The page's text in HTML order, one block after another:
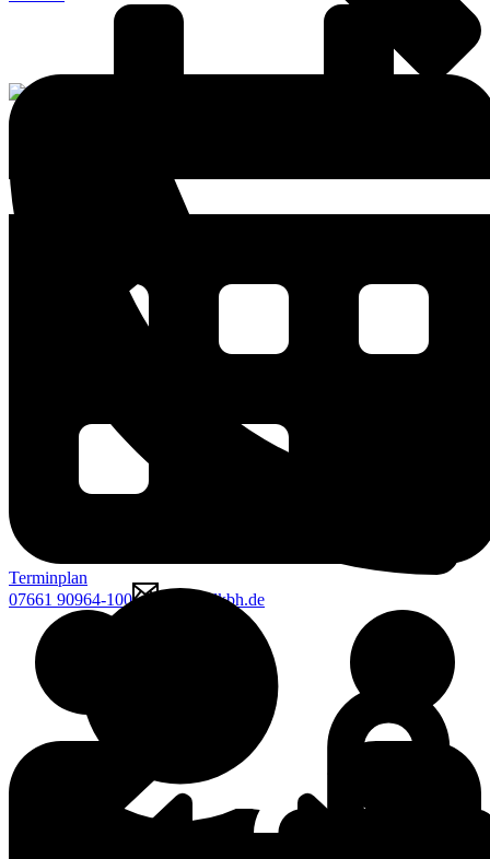
Terminplan
07661 90964-100 mcgk@lkbh.de